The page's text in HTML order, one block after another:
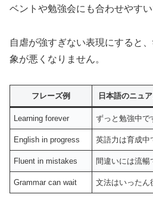
ベントや勉強会にも合わせやすい
自虐が強すぎない表現にすると
象が悪くなりません。
フレーズ例 日本語のニュ
Learning forever ずっと勉強中で
English in progress 英語力は育成中
Fluent in mistakes 間違いには流暢
Grammar can wait 文法はいったん